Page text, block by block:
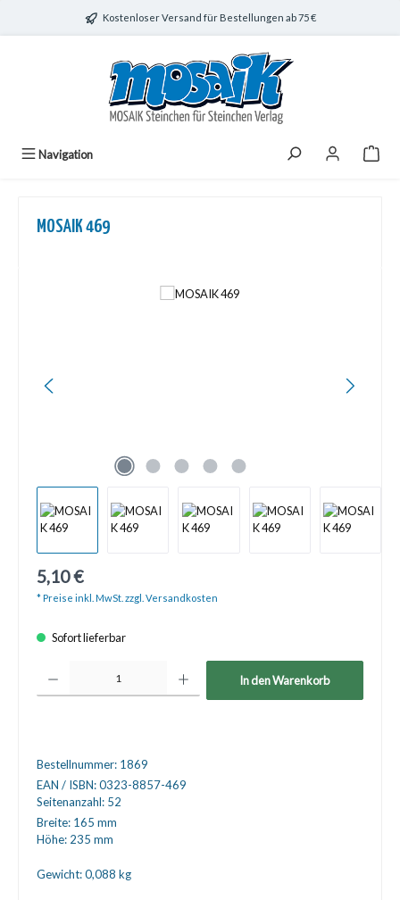
Zum Hauptinhalt springenKostenloser Versand für Bestellungen ab 75 €
Navigation
MOSAIK 469
5,10 €
* Preise inkl. MwSt. zzgl. Versandkosten
Sofort lieferbar
In den Warenkorb
Bestellnummer: 1869
EAN / ISBN:0323-8857-469
Seitenanzahl: 52
Breite: 165 mm
Höhe: 235 mm
Gewicht:0,088 kg